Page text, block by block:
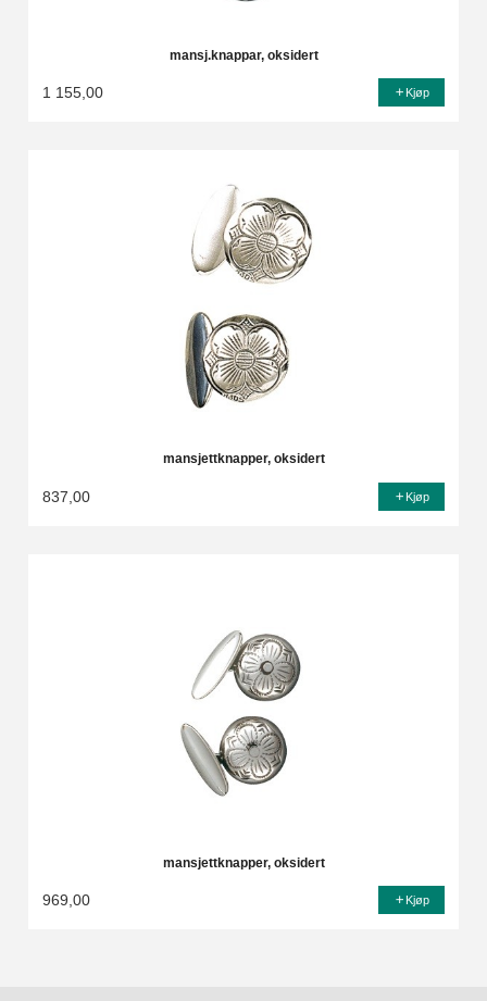
mansj.knappar, oksidert
1 155,00 Kjøp
mansjettknapper, oksidert
837,00 Kjøp
mansjettknapper, oksidert
969,00 Kjøp